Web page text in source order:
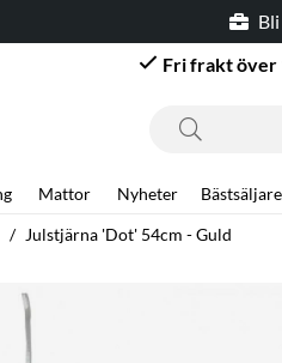
Fri frakt över
Mattor Nyheter Bästsäljare
Julstjärna 'Dot' 54cm - Guld